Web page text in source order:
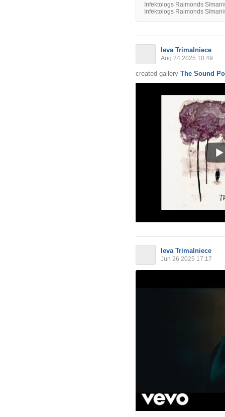
Infektologs Raimonds
Infektologs Raimonds
Ieva Trimalniece
Aug 24 2025 10:49
created gallery The Sound
Ieva Trimalniece
Jun 26 2025 17:17